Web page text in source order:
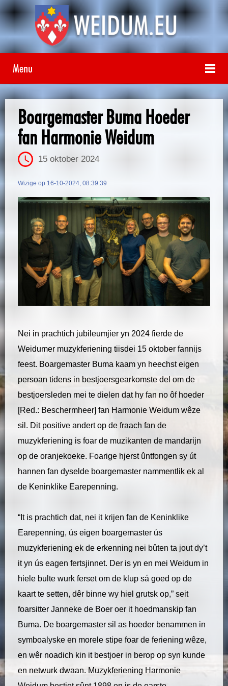
Menu
Boargemaster Buma Hoeder
fan Harmonie Weidum
15 oktober 2024
Wizige op 16-10-2024, 08:39:39
Nei in prachtich jubileumjier yn 2024 fierde de
Weidumer muzykferiening tiisdei 15 oktober fannijs
feest. Boargemaster Buma kaam yn heechst eigen
persoan tidens in bestjoersgearkomste del om de
bestjoersleden mei te dielen dat hy fan no ôf hoeder
[Red.: Beschermheer] fan Harmonie Weidum wêze
sil. Dit positive andert op de fraach fan de
muzykferiening is foar de muzikanten de mandarijn
op de oranjekoeke. Foarige hjerst ûntfongen sy út
hannen fan dyselde boargemaster nammentlik ek al
de Keninklike Earepenning.
“It is prachtich dat, nei it krijen fan de Keninklike
Earepenning, ús eigen boargemaster ús
muzykferiening ek de erkenning nei bûten ta jout dy’t
it yn ús eagen fertsjinnet. Der is yn en mei Weidum in
hiele bulte wurk ferset om de klup sá goed op de
kaart te setten, dêr binne wy hiel grutsk op,” seit
foarsitter Janneke de Boer oer it hoedmanskip fan
Buma. De boargemaster sil as hoeder benammen in
symboalyske en morele stipe foar de feriening wêze,
en wêr noadich kin it bestjoer in berop op syn kunde
en netwurk dwaan. Muzykferiening Harmonie